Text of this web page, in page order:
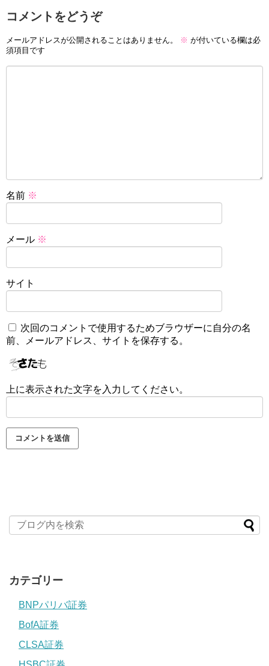
コメントをどうぞ
メールアドレスが公開されることはありません。 ※ が付いている欄は必
須項目です
名前 ※
メール ※
サイト
次回のコメントで使用するためブラウザーに自分の名
前、メールアドレス、サイトを保存する。
上に表示された文字を入力してください。
カテゴリー
BNPパリバ証券
BofA証券
CLSA証券